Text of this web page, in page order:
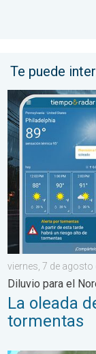
Te puede
La oleada de
viernes, 7 de agosto
Diluvio para el
La oleada
tormentas